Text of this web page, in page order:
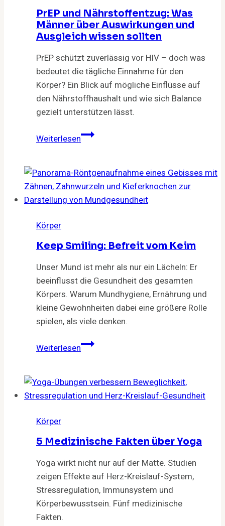
unterwegs
sind
PrEP und Nährstoffentzug: Was
Männer über Auswirkungen und
Ausgleich wissen sollten
PrEP schützt zuverlässig vor HIV – doch was
bedeutet die tägliche Einnahme für den
Körper? Ein Blick auf mögliche Einflüsse auf
den Nährstoffhaushalt und wie sich Balance
gezielt unterstützen lässt.
WeiterlesenPrEP
Was
Männer
über
Ausgleich
sollten
Körper
Keep Smiling: Befreit vom Keim
Unser Mund ist mehr als nur ein Lächeln: Er
beeinflusst die Gesundheit des gesamten
Körpers. Warum Mundhygiene, Ernährung und
kleine Gewohnheiten dabei eine größere Rolle
spielen, als viele denken.
WeiterlesenKeep
vom
Keim
Körper
5 Medizinische Fakten über Yoga
Yoga wirkt nicht nur auf der Matte. Studien
zeigen Effekte auf Herz-Kreislauf-System,
Stressregulation, Immunsystem und
Körperbewusstsein. Fünf medizinische
Fakten.